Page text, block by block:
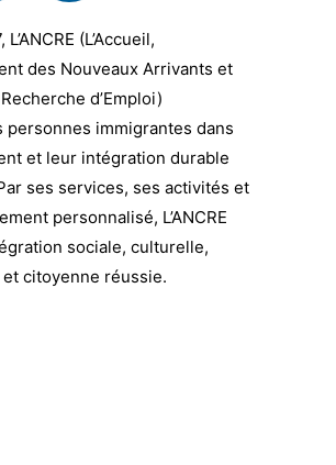
(L’Accueil,
des Nouveaux Arrivants et
d’Emploi)
personnes immigrantes dans
et leur intégration durable
ses services, ses activités et
personnalisé, L’ANCRE
sociale, culturelle,
citoyenne réussie.